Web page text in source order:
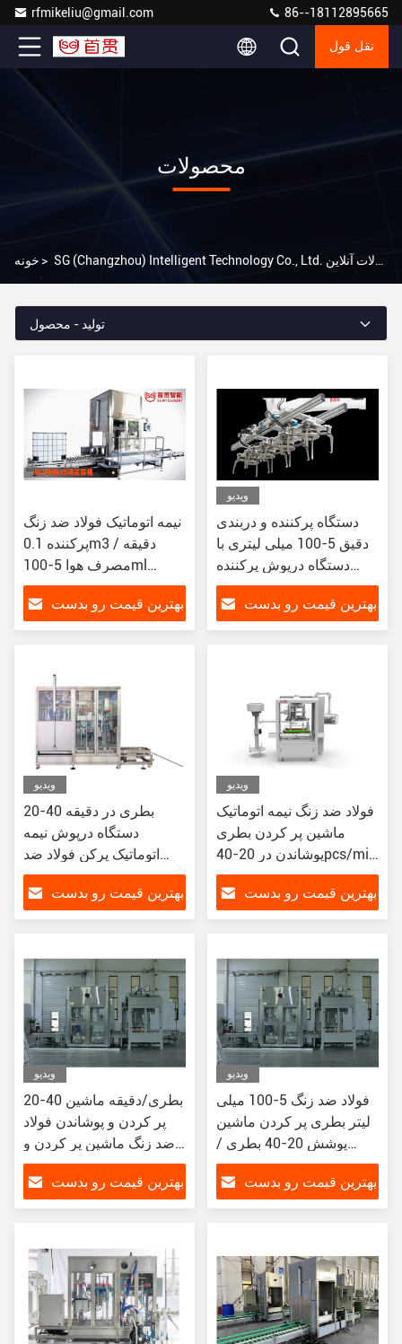
rfmikeliu@gmail.com 86--18112895665
نقل قول
محصولات
خونه > SG (Changzhou) Intelligent Technology Co., Ltd. محصولات آنلاین
تولید - محصول
نیمه اتوماتیک فولاد ضد زنگ
پرکننده 0.1m3 / دقیقه
مصرف هوا 5-100ml
ظرفیت پر کردن
بهترین قیمت رو بدست
ویدیو
دستگاه پرکننده و دربندی
دقیق 5-100 میلی لیتری با
دستگاه درپوش پرکننده
فشار هوا 0.4-0.6MPa
بهترین قیمت رو بدست
ویدیو
20-40 بطری در دقیقه
دستگاه درپوش نیمه
اتوماتیک پرکن فولاد ضد
زنگ حجم 5-100 میلی لیتر
بهترین قیمت رو بدست
ویدیو
فولاد ضد زنگ نیمه اتوماتیک
ماشین پر کردن بطری
پوشاندن در 20-40pcs/min
با 0.1m3/Min هوا
بهترین قیمت رو بدست
ویدیو
20-40 بطری/دقیقه ماشین
پر کردن و پوشاندن فولاد
ضد زنگ ماشین پر کردن و
پوشاندن مایع
بهترین قیمت رو بدست
ویدیو
فولاد ضد زنگ 5-100 میلی
لیتر بطری پر کردن ماشین
پوشش 20-40 بطری /
دقیقه Capper
بهترین قیمت رو بدست